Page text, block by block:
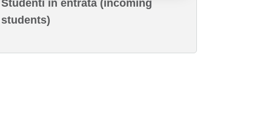
Studenti in entrata (incoming
students)